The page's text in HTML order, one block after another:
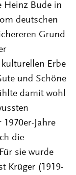
Heinz Bude in
deutschen
Grund
Erbe
und Schöne
damit wohl
Jahre
die
sie wurde
Krüger (1919-